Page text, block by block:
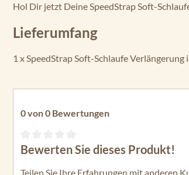
Hol Dir jetzt Deine SpeedStrap Soft-
Lieferumfang
1 x SpeedStrap Soft-Schlaufe
0 von 0 Bewertungen
Durchschnittliche Bewertung von 0 von 5
Bewerten Sie dieses Produkt!
Teilen Sie Ihre Erfahrungen mit anderen